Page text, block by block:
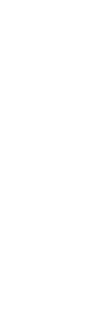
品专卖